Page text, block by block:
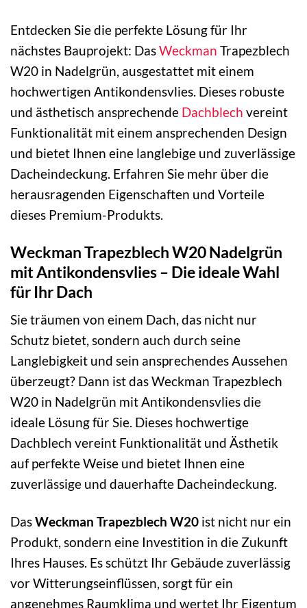
Entdecken Sie die perfekte Lösung für Ihr
nächstes Bauprojekt: DasWeckman Trapezblech
W20 in Nadelgrün, ausgestattet mit einem
hochwertigen Antikondensvlies. Dieses robuste
und ästhetisch ansprechende Dachblech vereint
Funktionalität mit einem ansprechenden Design
und bietet Ihnen eine langlebige und zuverlässige
Dacheindeckung. Erfahren Sie mehr über die
herausragenden Eigenschaften und Vorteile
dieses Premium-Produkts.
Weckman Trapezblech W20 Nadelgrün
mit Antikondensvlies – Die ideale Wahl
für Ihr Dach
Sie träumen von einem Dach, das nicht nur
Schutz bietet, sondern auch durch seine
Langlebigkeit und sein ansprechendes Aussehen
überzeugt? Dann ist das Weckman Trapezblech
W20 in Nadelgrün mit Antikondensvlies die
ideale Lösung für Sie. Dieses hochwertige
Dachblech vereint Funktionalität und Ästhetik
auf perfekte Weise und bietet Ihnen eine
zuverlässige und dauerhafte Dacheindeckung.
DasWeckman Trapezblech W20 ist nicht nur ein
Produkt, sondern eine Investition in die Zukunft
Ihres Hauses. Es schützt Ihr Gebäude zuverlässig
vor Witterungseinflüssen, sorgt für ein
angenehmes Raumklima und wertet Ihr Eigentum